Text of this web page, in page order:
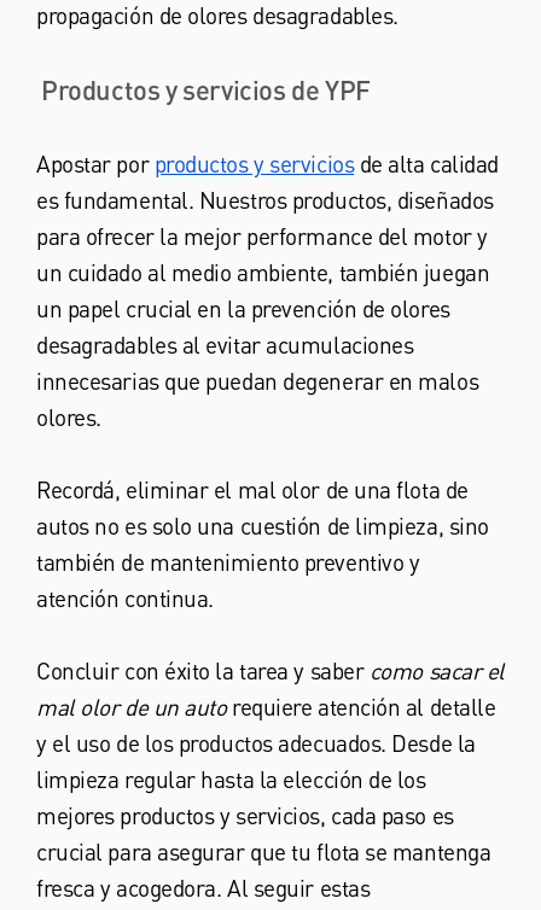
propagación de olores desagradables.
Productos y servicios de YPF
Apostar por productos y serviciosde alta calidad
es fundamental. Nuestros productos, diseñados
para ofrecer la mejor performance del motor y
un cuidado al medio ambiente, también juegan
un papel crucial en la prevención de olores
desagradables al evitar acumulaciones
innecesarias que puedan degenerar en malos
olores.
Recordá, eliminar el mal olor de una flota de
autos no es solo una cuestión de limpieza, sino
también de mantenimiento preventivo y
atención continua.
Concluir con éxito la tarea y saber como sacar el
mal olor de un autorequiere atención al detalle
y el uso de los productos adecuados. Desde la
limpieza regular hasta la elección de los
mejores productos y servicios, cada paso es
crucial para asegurar que tu flota se mantenga
fresca y acogedora. Al seguir estas